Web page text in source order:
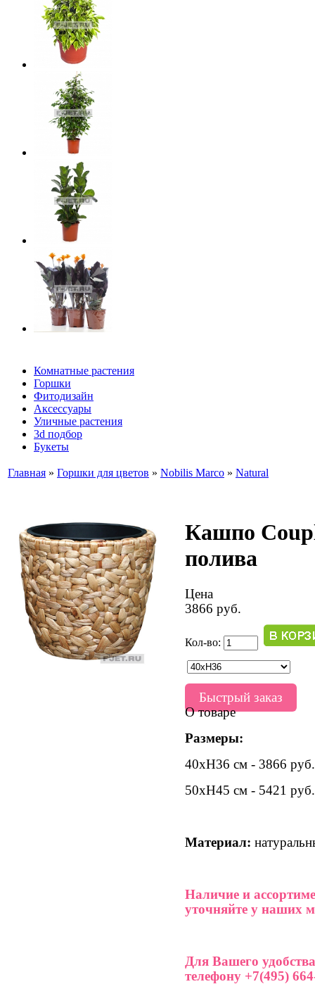
Комнатные растения
Горшки
Фитодизайн
Аксессуары
Уличные растения
3d подбор
Букеты
Главная » Горшки для цветов » Nobilis Marco » Natural
Кашпо
полива
Цена
3866 руб.
Кол-во:
Быстрый заказ
О товаре
Размеры:
40хH36 см - 3866 руб.
50хH45 см - 5421 руб.
Материал:
Наличие и
уточняйте у наших
Для Вашего
телефону +7(495)